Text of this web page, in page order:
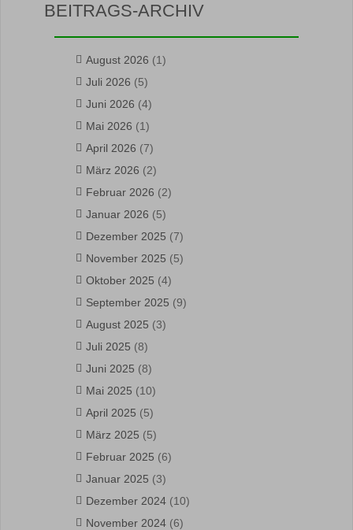
BEITRAGS-ARCHIV
August 2026 (1)
Juli 2026 (5)
Juni 2026 (4)
Mai 2026 (1)
April 2026 (7)
März 2026 (2)
Februar 2026 (2)
Januar 2026 (5)
Dezember 2025 (7)
November 2025 (5)
Oktober 2025 (4)
September 2025 (9)
August 2025 (3)
Juli 2025 (8)
Juni 2025 (8)
Mai 2025 (10)
April 2025 (5)
März 2025 (5)
Februar 2025 (6)
Januar 2025 (3)
Dezember 2024 (10)
November 2024 (6)